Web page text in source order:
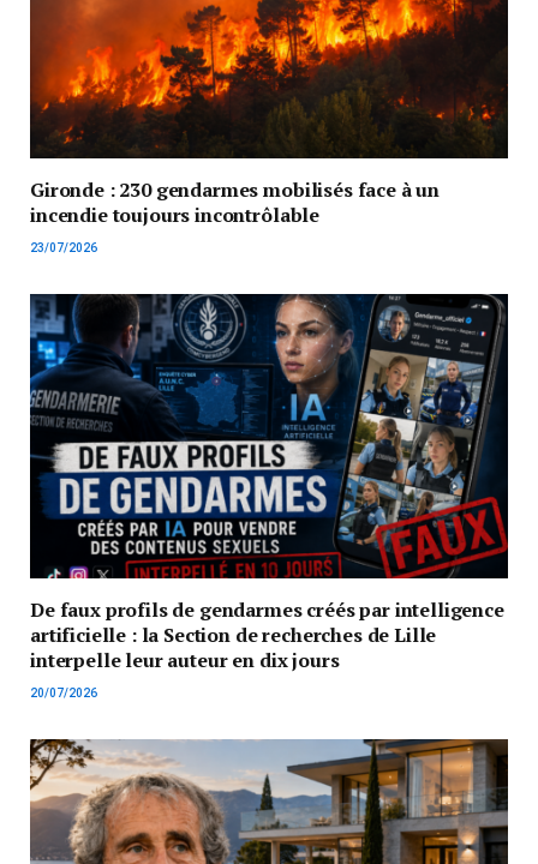
Gironde : 230 gendarmes mobilisés face à un
incendie toujours incontrôlable
23/07/2026
De faux profils de gendarmes créés par intelligence
artificielle : la Section de recherches de Lille
interpelle leur auteur en dix jours
20/07/2026